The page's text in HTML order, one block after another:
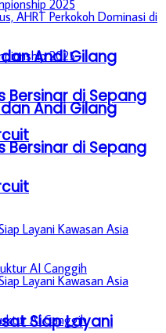
Andi Gilang
Bersinar di Sepang
Siap Layani
Andi Gilang
Bersinar di Sepang